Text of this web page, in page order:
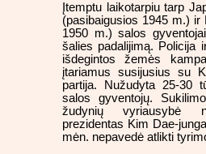
Įtemptu laikotarpiu tarp
(pasibaigusios 1945 m.) ir
1950 m.) salos
šalies padalijimą. Policija
išdegintos žemės
įtariamus susijusius su
partija. Nužudyta 25-30
salos gyventojų.
žudynių vyriausybė
prezidentas Kim Dae-
mėn. nepavedė atlikti